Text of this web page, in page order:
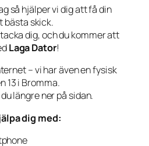
så hjälper vi dig att få din
bästa skick.
dig, och du kommer att
Laga Dator!
– vi har även en fysisk
13 i Bromma.
längre ner på sidan.
dig med: